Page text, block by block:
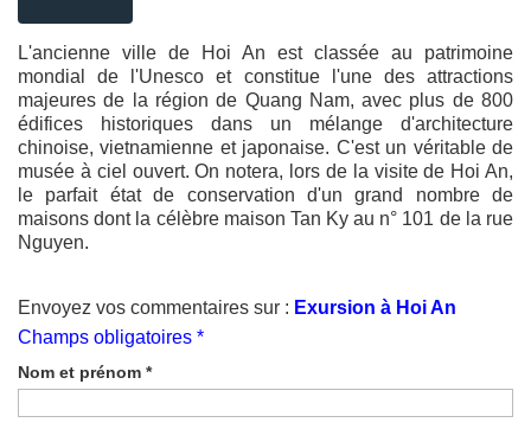
L'ancienne ville de Hoi An est classée au patrimoine
mondial de l'Unesco et constitue l'une des attractions
majeures de la région de Quang Nam, avec plus de 800
édifices historiques dans un mélange d'architecture
chinoise, vietnamienne et japonaise. C'est un véritable de
musée à ciel ouvert. On notera, lors de la visite de Hoi An,
le parfait état de conservation d'un grand nombre de
maisons dont la célèbre maison Tan Ky au n° 101 de la rue
Nguyen.
Envoyez vos commentaires sur : Exursion à Hoi An
Champs obligatoires *
Nom et prénom *